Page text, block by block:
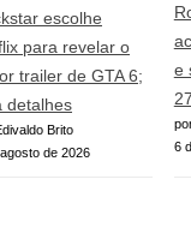
escolhe
para revelar o
trailer de GTA 6;
detalhes
Brito
de 2026
e
6